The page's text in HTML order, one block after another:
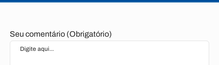
Seu comentário (Obrigatório)